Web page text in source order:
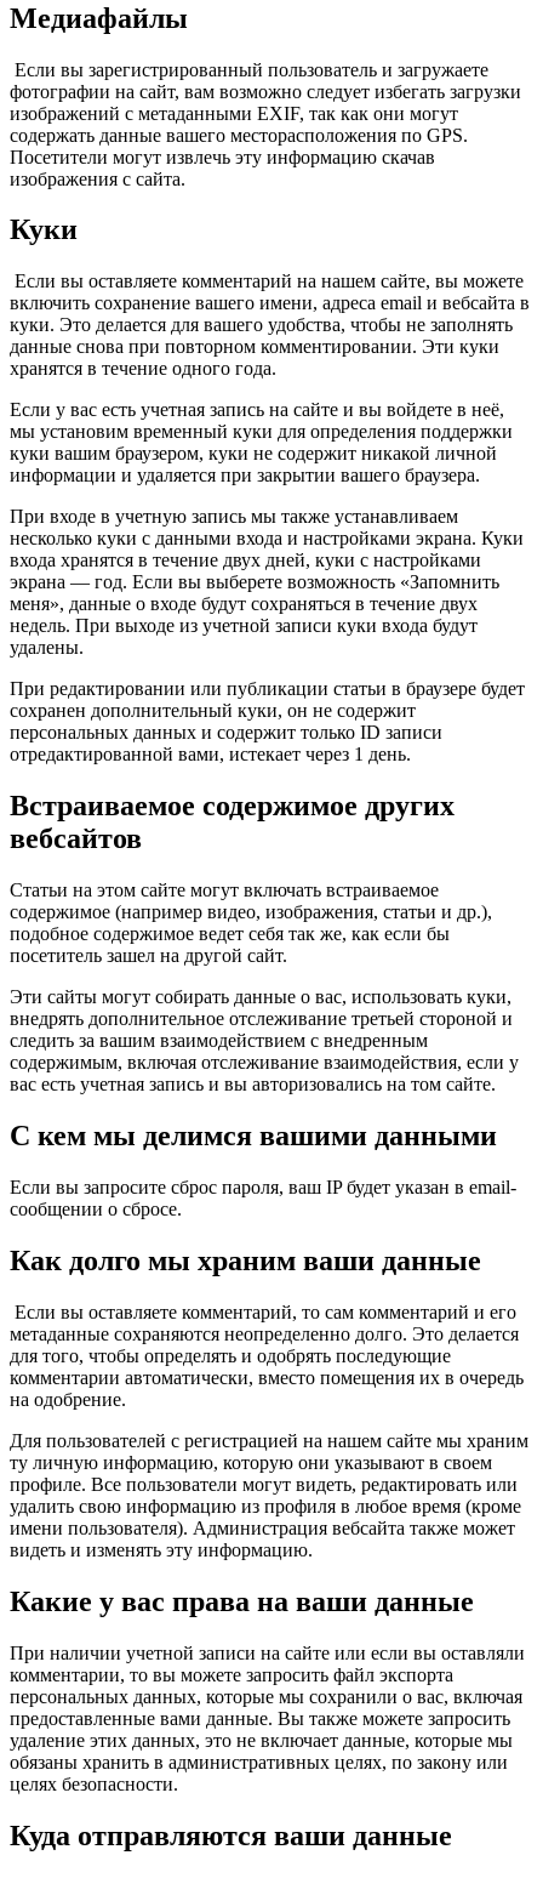
Медиафайлы
Если вы зарегистрированный пользователь и загружаете
фотографии на сайт, вам возможно следует избегать загрузки
изображений с метаданными EXIF, так как они могут
содержать данные вашего месторасположения по GPS.
Посетители могут извлечь эту информацию скачав
изображения с сайта.
Куки
Если вы оставляете комментарий на нашем сайте, вы можете
включить сохранение вашего имени, адреса email и вебсайта в
куки. Это делается для вашего удобства, чтобы не заполнять
данные снова при повторном комментировании. Эти куки
хранятся в течение одного года.
Если у вас есть учетная запись на сайте и вы войдете в неё,
мы установим временный куки для определения поддержки
куки вашим браузером, куки не содержит никакой личной
информации и удаляется при закрытии вашего браузера.
При входе в учетную запись мы также устанавливаем
несколько куки с данными входа и настройками экрана. Куки
входа хранятся в течение двух дней, куки с настройками
экрана — год. Если вы выберете возможность «Запомнить
меня», данные о входе будут сохраняться в течение двух
недель. При выходе из учетной записи куки входа будут
удалены.
При редактировании или публикации статьи в браузере будет
сохранен дополнительный куки, он не содержит
персональных данных и содержит только ID записи
отредактированной вами, истекает через 1 день.
Встраиваемое содержимое других
вебсайтов
Статьи на этом сайте могут включать встраиваемое
содержимое (например видео, изображения, статьи и др.),
подобное содержимое ведет себя так же, как если бы
посетитель зашел на другой сайт.
Эти сайты могут собирать данные о вас, использовать куки,
внедрять дополнительное отслеживание третьей стороной и
следить за вашим взаимодействием с внедренным
содержимым, включая отслеживание взаимодействия, если у
вас есть учетная запись и вы авторизовались на том сайте.
С кем мы делимся вашими данными
Если вы запросите сброс пароля, ваш IP будет указан в email-
сообщении о сбросе.
Как долго мы храним ваши данные
Если вы оставляете комментарий, то сам комментарий и его
метаданные сохраняются неопределенно долго. Это делается
для того, чтобы определять и одобрять последующие
комментарии автоматически, вместо помещения их в очередь
на одобрение.
Для пользователей с регистрацией на нашем сайте мы храним
ту личную информацию, которую они указывают в своем
профиле. Все пользователи могут видеть, редактировать или
удалить свою информацию из профиля в любое время (кроме
имени пользователя). Администрация вебсайта также может
видеть и изменять эту информацию.
Какие у вас права на ваши данные
При наличии учетной записи на сайте или если вы оставляли
комментарии, то вы можете запросить файл экспорта
персональных данных, которые мы сохранили о вас, включая
предоставленные вами данные. Вы также можете запросить
удаление этих данных, это не включает данные, которые мы
обязаны хранить в административных целях, по закону или
целях безопасности.
Куда отправляются ваши данные